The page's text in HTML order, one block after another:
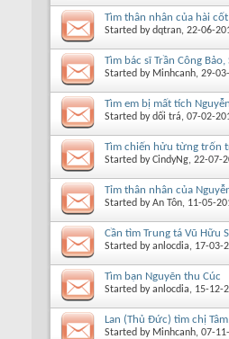
Tìm thân nhân của hài
Started bydqtran, 22-06-
Tìm bác sĩ Trần Công Bảo,
Started by Minhcanh, 29-
Tìm em bị mất tích
Started bydối trá, 07-02-
Tìm chiến hửu từng trốn
Started byCindyNg, 22-07-
Tỉm thân nhân của
Started byAn Tôn, 11-05-
Cần tìm Trung tá Vũ Hữu
Started byanlocdia, 17-03-
Tìm bạn Nguyẽn thu Cúc
Started byanlocdia, 15-12-
Lan (Thủ Đức) tìm chị
Started by Minhcanh, 07-